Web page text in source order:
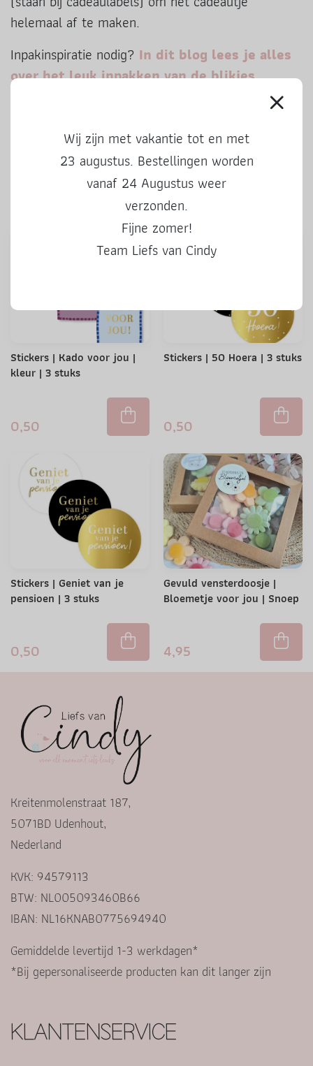
helemaal af te maken.
Inpakinspiratie nodig? In dit blog lees je alles
over het leuk inpakken van de blikjes.
De blikjes worden leeg geleverd zodat je ze zelf
kunt vullen met iets lekkers.
Ook leuke producten
Stickers | Kado voor jou |
kleur | 3 stuks
0,50
Stickers | 50 Hoera | 3 stuks
0,50
Stickers | Geniet van je
pensioen | 3 stuks
0,50
Gevuld vensterdoosje |
Bloemetje voor jou | Snoep
4,95
Wij zijn met vakantie tot en met
23 augustus. Bestellingen worden
vanaf 24 Augustus weer
verzonden.
Fijne zomer!
Team Liefs van Cindy
Kreitenmolenstraat 187,
5071BD Udenhout,
Nederland
KVK: 94579113
BTW: NL005093460B66
IBAN: NL16KNAB0775694940
Gemiddelde levertijd 1-3 werkdagen*
*Bij gepersonaliseerde producten kan dit langer zijn
KLANTENSERVICE